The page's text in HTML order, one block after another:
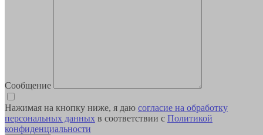
Сообщение
Нажимая на кнопку ниже, я даю согласие на обработку
персональных данных в соответствии с Политикой
конфиденциальности